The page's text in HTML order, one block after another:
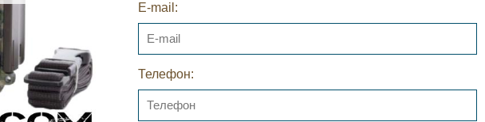
ЗА ПОДАРЪЦИ
E-mail:
Телефон: